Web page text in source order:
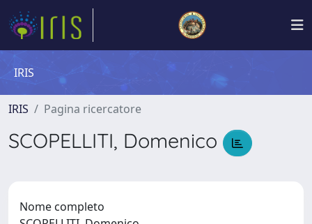
IRIS
IRIS Pagina ricercatore
SCOPELLITI, Domenico
Nome completo